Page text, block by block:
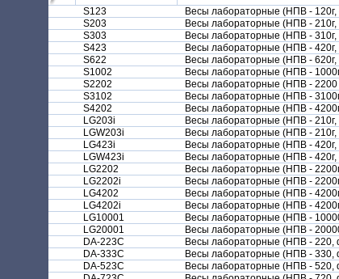
S123
Весы лабораторные (НПВ - 120г,
S203
Весы лабораторные (НПВ -
S303
Весы лабораторные (НПВ - 310г,
S423
Весы лабораторные (НПВ - 420г,
S622
Весы лабораторные (НПВ - 620г,
S1002
Весы лабораторные (НПВ -
S2202
Весы лабораторные (НПВ - 2200
S3102
Весы лабораторные (НПВ -
S4202
Весы лабораторные (НПВ -
LG203i
Весы лабораторные (НПВ - 210г,
LGW203i
Весы лабораторные (НПВ - 210г,
LG423i
Весы лабораторные (НПВ - 420г,
LGW423i
Весы лабораторные (НПВ - 420г,
LG2202
Весы лабораторные (НПВ -
LG2202i
Весы лабораторные (НПВ -
LG4202
Весы лабораторные (НПВ -
LG4202i
Весы лабораторные (НПВ -
LG10001
Весы лабораторные (НПВ -
LG20001
Весы лабораторные (НПВ -
DA-223C
Весы лабораторные (НПВ - 220,
DA-333C
Весы лабораторные (НПВ - 330,
DA-523C
Весы лабораторные (НПВ - 520,